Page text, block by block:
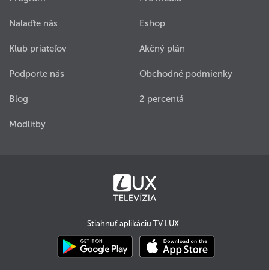
Nalaďte nás
Klub priateľov
Podporte nás
Blog
Modlitby
Eshop
Akčný plán
Obchodné podmienky
2 percentá
Stiahnuť aplikáciu TV LUX